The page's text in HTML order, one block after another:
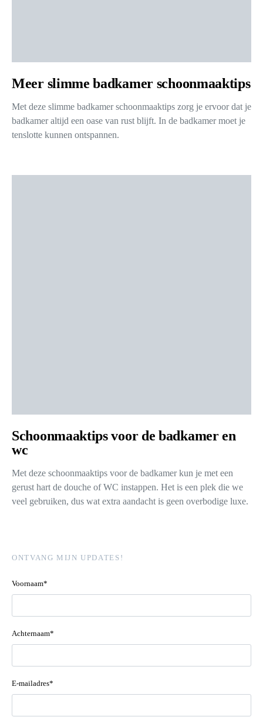
Meer slimme badkamer schoonmaaktips
Met deze slimme badkamer schoonmaaktips zorg je ervoor dat je
badkamer altijd een oase van rust blijft. In de badkamer moet je
tenslotte kunnen ontspannen.
Schoonmaaktips voor de badkamer en
wc
Met deze schoonmaaktips voor de badkamer kun je met een
gerust hart de douche of WC instappen. Het is een plek die we
veel gebruiken, dus wat extra aandacht is geen overbodige luxe.
ONTVANG MIJN UPDATES!
Voornaam*
Achternaam*
E-mailadres*